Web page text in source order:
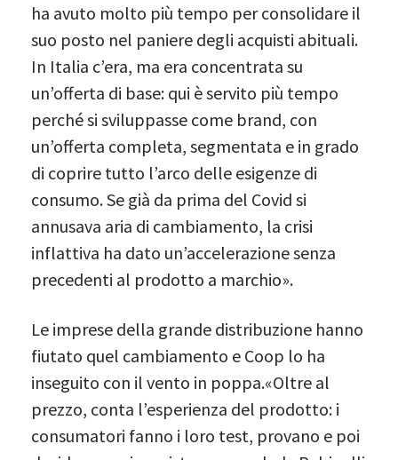
ha avuto molto più tempo per consolidare il
suo posto nel paniere degli acquisti abituali.
In Italia c’era, ma era concentrata su
un’offerta di base: qui è servito più tempo
perché si sviluppasse come brand, con
un’offerta completa, segmentata e in grado
di coprire tutto l’arco delle esigenze di
consumo. Se già da prima del Covid si
annusava aria di cambiamento, la crisi
inflattiva ha dato un’accelerazione senza
precedenti al prodotto a marchio».
Le imprese della grande distribuzione hanno
fiutato quel cambiamento e Coop lo ha
inseguito con il vento in poppa.«Oltre al
prezzo, conta l’esperienza del prodotto: i
consumatori fanno i loro test, provano e poi